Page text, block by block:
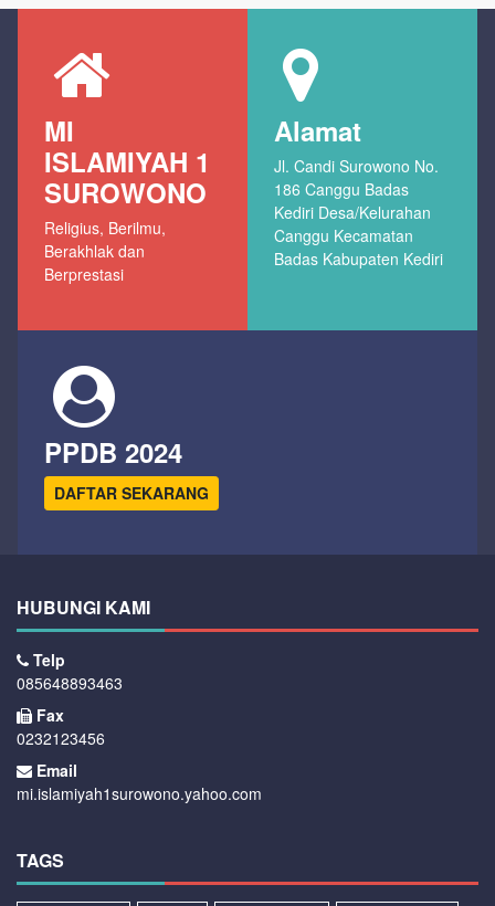
MI
ISLAMIYAH 1
SUROWONO
Religius, Berilmu,
Berakhlak dan
Berprestasi
Alamat
Jl. Candi Surowono No.
186 Canggu Badas
Kediri Desa/Kelurahan
Canggu Kecamatan
Badas Kabupaten Kediri
PPDB 2024
DAFTAR SEKARANG
HUBUNGI KAMI
Telp
085648893463
Fax
0232123456
Email
mi.islamiyah1surowono.yahoo.com
TAGS